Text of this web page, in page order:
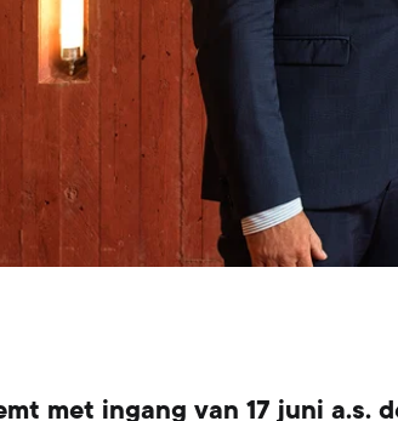
met ingang van 17 juni a.s.